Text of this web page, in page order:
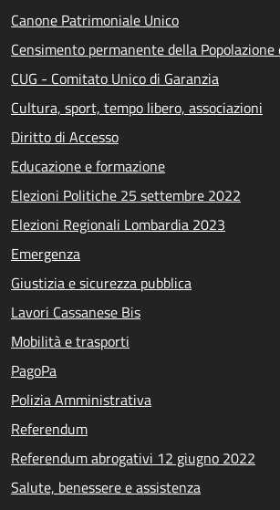
Canone Patrimoniale Unico
Censimento permanente della
CUG - Comitato Unico di Garanzia
Cultura, sport, tempo libero, associazioni
Diritto di Accesso
Educazione e formazione
Elezioni Politiche 25 settembre 2022
Elezioni Regionali Lombardia 2023
Emergenza
Giustizia e sicurezza pubblica
Lavori Cassanese Bis
Mobilità e trasporti
PagoPa
Polizia Amministrativa
Referendum
Referendum abrogativi 12 giugno 2022
Salute, benessere e assistenza